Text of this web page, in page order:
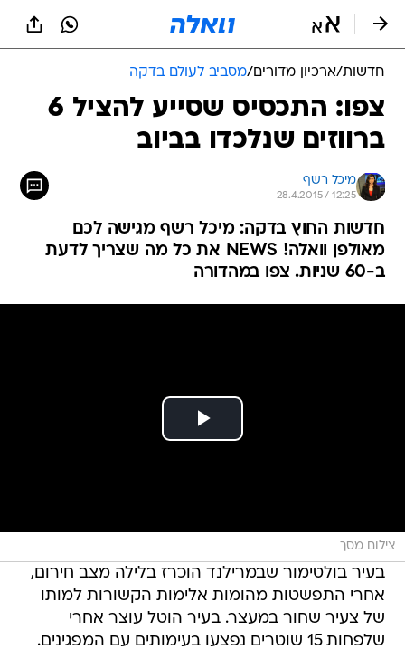
חדשות/ארכיון מדורים/מסביב לעולם בדקה
צפו: התכסיס שסייע להציל 6
ברווזים שנלכדו בביוב
מיכל רשף
28.4.2015 / 12:25
חדשות החוץ בדקה: מיכל רשף מגישה לכם
מאולפן וואלה! NEWS את כל מה שצריך לדעת
ב-60 שניות. צפו במהדורה
צילום מסך
בעיר בולטימור שבמרילנד הוכרז בלילה מצב חירום,
אחרי התפשטות מהומות אלימות הקשורות למותו
של צעיר שחור במעצר. בעיר הוטל עוצר אחרי
שלפחות 15 שוטרים נפצעו בעימותים עם המפגינים.